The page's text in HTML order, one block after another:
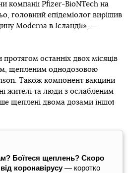
компанії Pfizer-BioNTech на
головний епідеміолог вирішив
Moderna в Ісландії», —
останніх двох місяців
щепленим однодозовою
Також компонент вакцини
жителі та люди з ослабленим
щеплені двома дозами іншої
Боїтеся щеплень? Скоро
коронавірусу— коротко